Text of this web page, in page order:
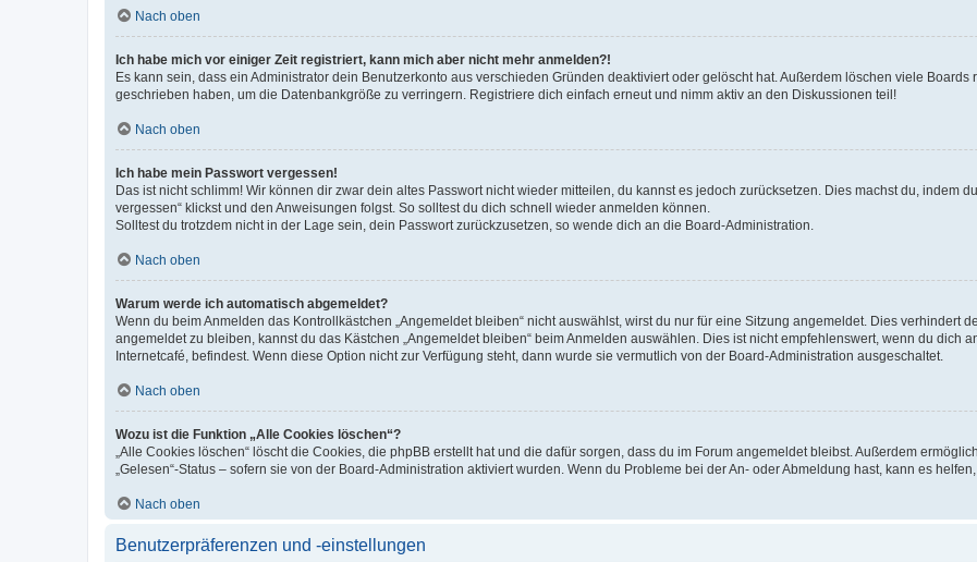
Nach oben
Ich habe mich vor einiger Zeit registriert, kann mich aber nicht mehr anmelden?!
Es kann sein, dass ein Administrator dein Benutzerkonto aus verschieden Gründen deaktiviert oder gelöscht hat. Außerdem löschen viele
geschrieben haben, um die Datenbankgröße zu verringern. Registriere dich einfach erneut und nimm aktiv an den Diskussionen teil!
Nach oben
Ich habe mein Passwort vergessen!
Das ist nicht schlimm! Wir können dir zwar dein altes Passwort nicht wieder mitteilen, du kannst es jedoch zurücksetzen. Dies machst du, indem
vergessen“ klickst und den Anweisungen folgst. So solltest du dich schnell wieder anmelden können.
Solltest du trotzdem nicht in der Lage sein, dein Passwort zurückzusetzen, so wende dich an die Board-Administration.
Nach oben
Warum werde ich automatisch abgemeldet?
Wenn du beim Anmelden das Kontrollkästchen „Angemeldet bleiben“ nicht auswählst, wirst du nur für eine Sitzung angemeldet. Dies verhindert
angemeldet zu bleiben, kannst du das Kästchen „Angemeldet bleiben“ beim Anmelden auswählen. Dies ist nicht empfehlenswert, wenn du dich
Internetcafé, befindest. Wenn diese Option nicht zur Verfügung steht, dann wurde sie vermutlich von der Board-Administration ausgeschaltet.
Nach oben
Wozu ist die Funktion „Alle Cookies löschen“?
„Alle Cookies löschen“ löscht die Cookies, die phpBB erstellt hat und die dafür sorgen, dass du im Forum angemeldet bleibst. Außerdem
„Gelesen“-Status – sofern sie von der Board-Administration aktiviert wurden. Wenn du Probleme bei der An- oder Abmeldung hast, kann es
Nach oben
Benutzerpräferenzen und -einstellungen